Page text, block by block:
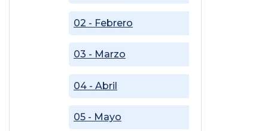
02 - Febrero
03 - Marzo
04 - Abril
05 - Mayo